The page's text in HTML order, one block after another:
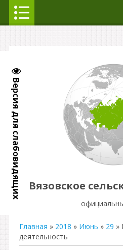
Версия для слабовидящих Вязовское
Главная » 2018 » Июнь » 29 »
деятельность